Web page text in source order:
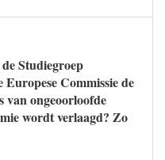
Studiegroep
Commissie de
van ongeoorloofde
wordt verlaagd? Zo